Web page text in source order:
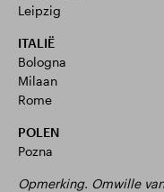
Leipzig
ITALIË
Bologna
Milaan
Rome
POLEN
Pozna
Opmerking. Omwille